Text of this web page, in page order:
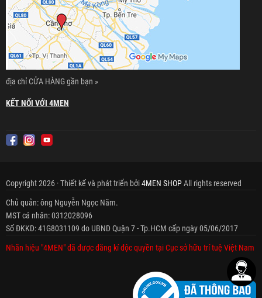
địa chỉ CỬA HÀNG gần bạn »
KẾT NỐI VỚI 4MEN
Copyright 2026 · Thiết kế và phát triển bởi4MEN SHOPAll rights reserved
Chủ quản: ông Nguyễn Ngọc Năm.
MST cá nhân: 0312028096
Số ĐKKD: 41G8031109 do UBND Quận 7 - Tp.HCM cấp ngày 05/06/2017
Nhãn hiệu "4MEN" đã được đăng kí độc quyền tại Cục sở hữu trí tuệ Việt Nam